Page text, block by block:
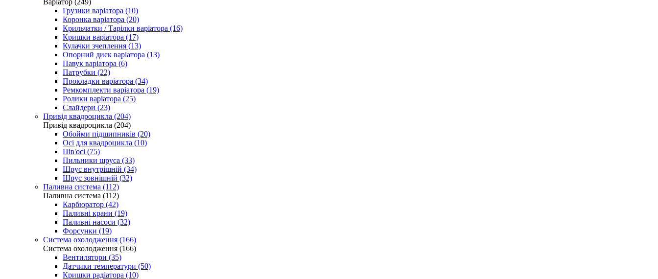
Варіатор (249)
Грузики варіатора (10)
Коронка варіатора (20)
Крильчатки / Тарілки варіатора (16)
Кришки варіатора (17)
Кулачки зчеплення (13)
Опорний диск варіатора (13)
Павук варіатора (6)
Патрубки (22)
Прокладки варіатора (34)
Ремкомплекти варіатора (19)
Ролики варіатора (25)
Слайдери (23)
Привід квадроцикла (204)
Привід квадроцикла (204)
Обойми підшипників (20)
Осі для квадроцикла (10)
Пів'осі (75)
Пильники шруса (33)
Шрус внутрішній (34)
Шрус зовнішній (32)
Паливна система (112)
Паливна система (112)
Карбюратор (42)
Паливні крани (19)
Паливні насоси (32)
Форсунки (19)
Система охолодження (166)
Система охолодження (166)
Вентилятори (35)
Датчики температури (50)
Кришки радіатора (10)